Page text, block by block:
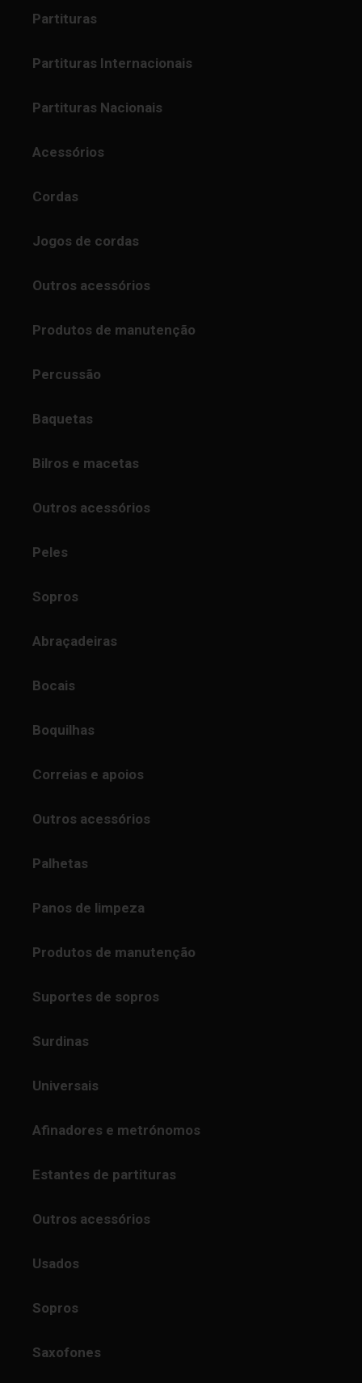
Partituras
Partituras Internacionais
Partituras Nacionais
Acessórios
Cordas
Jogos de cordas
Outros acessórios
Produtos de manutenção
Percussão
Baquetas
Bilros e macetas
Outros acessórios
Peles
Sopros
Abraçadeiras
Bocais
Boquilhas
Correias e apoios
Outros acessórios
Palhetas
Panos de limpeza
Produtos de manutenção
Suportes de sopros
Surdinas
Universais
Afinadores e metrónomos
Estantes de partituras
Outros acessórios
Usados
Sopros
Saxofones